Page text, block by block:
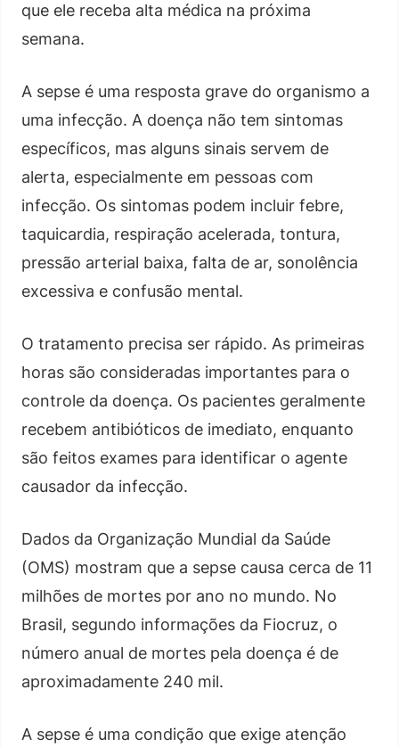
que ele receba alta médica na próxima
semana.
A sepse é uma resposta grave do organismo a
uma infecção. A doença não tem sintomas
específicos, mas alguns sinais servem de
alerta, especialmente em pessoas com
infecção. Os sintomas podem incluir febre,
taquicardia, respiração acelerada, tontura,
pressão arterial baixa, falta de ar, sonolência
excessiva e confusão mental.
O tratamento precisa ser rápido. As primeiras
horas são consideradas importantes para o
controle da doença. Os pacientes geralmente
recebem antibióticos de imediato, enquanto
são feitos exames para identificar o agente
causador da infecção.
Dados da Organização Mundial da Saúde
(OMS) mostram que a sepse causa cerca de 11
milhões de mortes por ano no mundo. No
Brasil, segundo informações da Fiocruz, o
número anual de mortes pela doença é de
aproximadamente 240 mil.
A sepse é uma condição que exige atenção